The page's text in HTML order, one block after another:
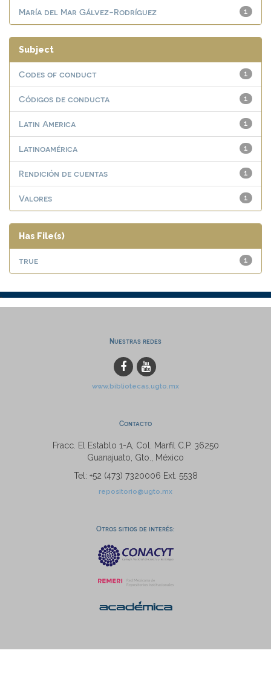
1
María del Mar Gálvez-Rodríguez
Subject
1
Codes of conduct
1
Códigos de conducta
1
Latin America
1
Latinoamérica
1
Rendición de cuentas
1
Valores
Has File(s)
1
true
Nuestras redes
www.bibliotecas.ugto.mx
Contacto
Fracc. El Establo 1-A, Col. Marfil C.P. 36250
Guanajuato, Gto., México
Tel: +52 (473) 7320006 Ext. 5538
repositorio@ugto.mx
Otros sitios de interés: